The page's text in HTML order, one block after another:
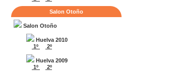
Salon Otoño
Salon Otoño
Huelva 2010
1º
2º
Huelva 2009
1º
2º